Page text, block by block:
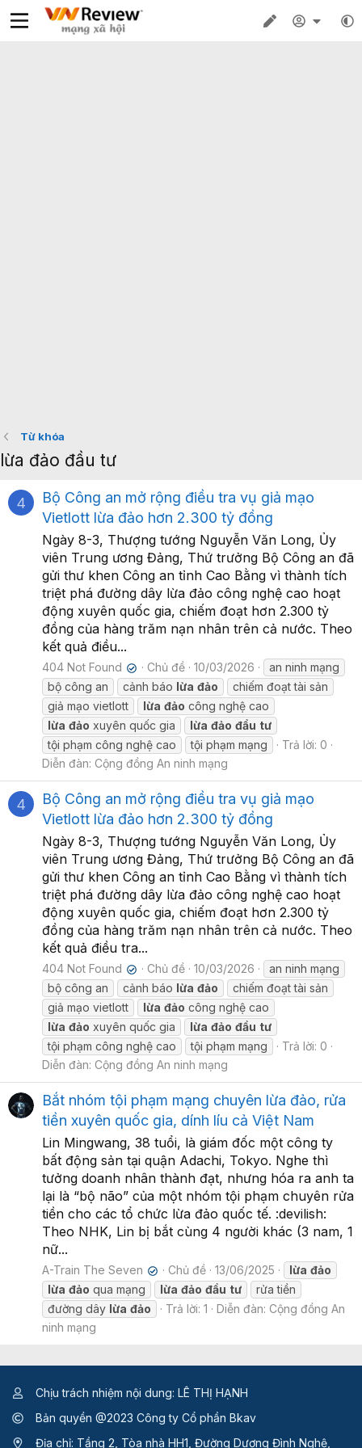
Từ khóa
lừa đảo đầu tư
4
Bộ Công an mở rộng điều tra vụ giả mạo
Vietlott lừa đảo hơn 2.300 tỷ đồng
Ngày 8-3, Thượng tướng Nguyễn Văn Long, Ủy
viên Trung ương Đảng, Thứ trưởng Bộ Công an đã
gửi thư khen Công an tỉnh Cao Bằng vì thành tích
triệt phá đường dây lừa đảo công nghệ cao hoạt
động xuyên quốc gia, chiếm đoạt hơn 2.300 tỷ
đồng của hàng trăm nạn nhân trên cả nước. Theo
kết quả điều...
404 Not Found ✔ Chủ đề 10/03/2026
an ninh mạng
bộ công an
cảnh báo lừa đảo
chiếm đoạt tài sản
giả mạo vietlott
lừa đảo công nghệ cao
lừa đảo xuyên quốc gia lừa đảo đầu tư
tội phạm công nghệ cao
tội phạm mạng
Trả lời: 0
Diễn đàn: Cộng đồng An ninh mạng
4
Bộ Công an mở rộng điều tra vụ giả mạo
Vietlott lừa đảo hơn 2.300 tỷ đồng
Ngày 8-3, Thượng tướng Nguyễn Văn Long, Ủy
viên Trung ương Đảng, Thứ trưởng Bộ Công an đã
gửi thư khen Công an tỉnh Cao Bằng vì thành tích
triệt phá đường dây lừa đảo công nghệ cao hoạt
động xuyên quốc gia, chiếm đoạt hơn 2.300 tỷ
đồng của hàng trăm nạn nhân trên cả nước. Theo
kết quả điều tra...
404 Not Found ✔ Chủ đề 10/03/2026
an ninh mạng
bộ công an
cảnh báo lừa đảo
chiếm đoạt tài sản
giả mạo vietlott
lừa đảo công nghệ cao
lừa đảo xuyên quốc gia lừa đảo đầu tư
tội phạm công nghệ cao
tội phạm mạng
Trả lời: 0
Diễn đàn: Cộng đồng An ninh mạng
Bắt nhóm tội phạm mạng chuyên lừa đảo, rửa
tiền xuyên quốc gia, dính líu cả Việt Nam
Lin Mingwang, 38 tuổi, là giám đốc một công ty
bất động sản tại quận Adachi, Tokyo. Nghe thì
tưởng doanh nhân thành đạt, nhưng hóa ra anh ta
lại là “bộ não” của một nhóm tội phạm chuyên rửa
tiền cho các tổ chức lừa đảo quốc tế. :devilish:
Theo NHK, Lin bị bắt cùng 4 người khác (3 nam, 1
nữ...
A-Train The Seven ✔ Chủ đề 13/06/2025 lừa đảo
lừa đảo qua mạng lừa đảo đầu tư
rửa tiền
đường dây lừa đảo Trả lời: 1 Diễn đàn: Cộng đồng An
ninh mạng
Chịu trách nhiệm nội dung: LÊ THỊ HẠNH
Bản quyền @2023 Công ty Cổ phần Bkav
Địa chỉ: Tầng 2, Tòa nhà HH1, Đường Dương Đình Nghệ,